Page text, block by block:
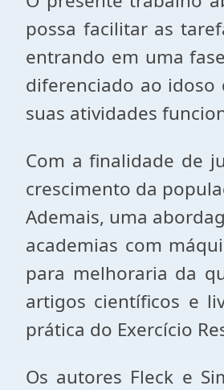
possa facilitar as
entrando em uma
diferenciado ao idoso
suas atividades
Com a finalidade de
crescimento da
Ademais, uma
academias com
para melhoraria da
artigos científicos e
prática do Exercício
Os autores Fleck e